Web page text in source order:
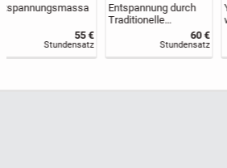
Entspannung durch
Massage
Stundensatz
Yorkshire Terriet
welpen
1.500 €
Festpreis